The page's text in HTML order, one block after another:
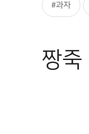
#과자
짱죽